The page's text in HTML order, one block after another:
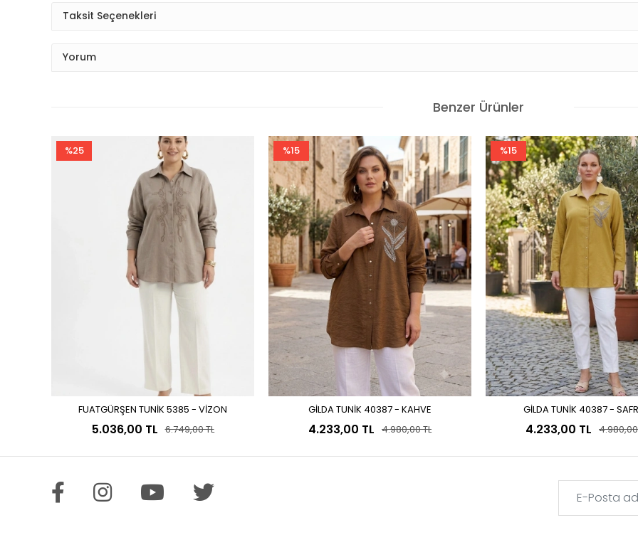
Taksit Seçenekleri
Yorum
Benzer Ürünler
%25
Sepete Ekle
FUATGÜRŞEN TUNİK 5385 - VİZON
5.036,00 TL 6.749,00 TL
%15
Sepete Ekle
GİLDA TUNİK 40387 - KAHVE
4.233,00 TL 4.980,00 TL
%15
Sepete Ekle
GİLDA TUNİK 40387 -
4.233,00 TL 4.980,00